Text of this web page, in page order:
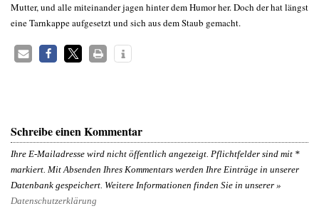
Mutter, und alle miteinander jagen hinter dem Humor her. Doch der hat längst
eine Tarnkappe aufgesetzt und sich aus dem Staub gemacht.
Schreibe einen Kommentar
Ihre E-Mailadresse wird nicht öffentlich angezeigt. Pflichtfelder sind mit *
markiert. Mit Absenden Ihres Kommentars werden Ihre Einträge in unserer
Datenbank gespeichert. Weitere Informationen finden Sie in unserer »
Datenschutzerklärung